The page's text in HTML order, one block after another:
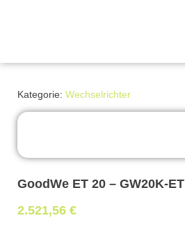
Kategorie: Wechselrichter
GoodWe ET 20 – GW20K-ET
2.521,56 €